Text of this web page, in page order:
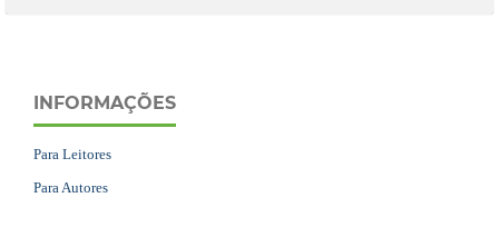
INFORMAÇÕES
Para Leitores
Para Autores